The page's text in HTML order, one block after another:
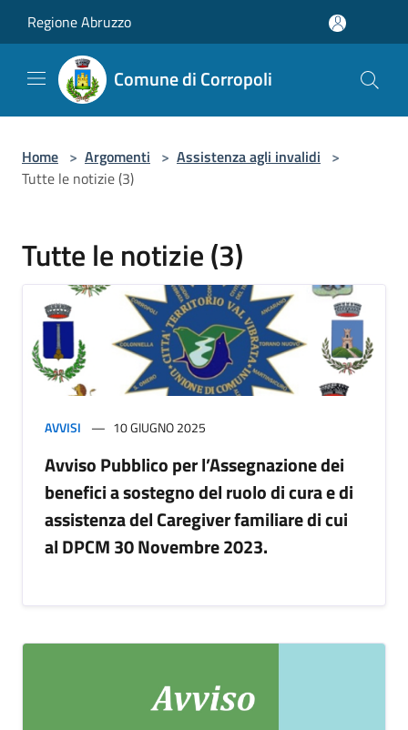
Regione Abruzzo
Comune di Corropoli
Home > Argomenti > Assistenza agli invalidi >
Tutte le notizie (3)
Tutte le notizie (3)
AVVISI 10 GIUGNO 2025
Avviso Pubblico per l’Assegnazione dei
benefici a sostegno del ruolo di cura e di
assistenza del Caregiver familiare di cui
al DPCM 30 Novembre 2023.